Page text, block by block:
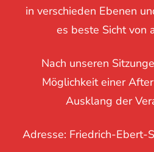
in verschieden Ebenen
es beste Sicht von
Nach unseren
Möglichkeit einer
Ausklang der
Adresse: Friedrich-Ebert-